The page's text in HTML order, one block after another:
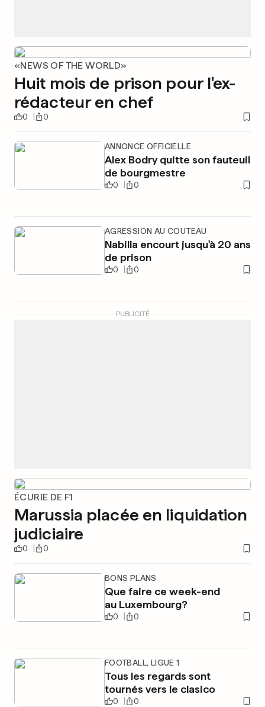
«NEWS OF THE WORLD»
Huit mois de prison pour l'ex-
rédacteur en chef
0 0
ANNONCE OFFICIELLE
Alex Bodry quitte son fauteuil
de bourgmestre
0 0
AGRESSION AU COUTEAU
Nabilla encourt jusqu'à 20 ans
de prison
0 0
PUBLICITÉ
ÉCURIE DE F1
Marussia placée en liquidation
judiciaire
0 0
BONS PLANS
Que faire ce week-end
au Luxembourg?
0 0
FOOTBALL, LIGUE 1
Tous les regards sont
tournés vers le clasico
0 0